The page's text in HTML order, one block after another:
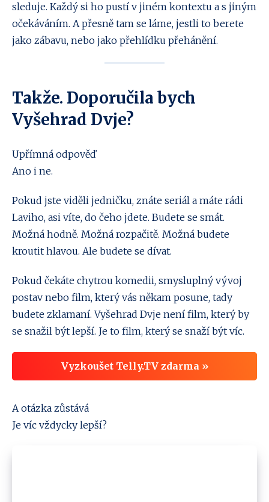
sleduje. Každý si ho pustí v jiném kontextu a s jiným
očekáváním. A přesně tam se láme, jestli to berete
jako zábavu, nebo jako přehlídku přehánění.
Takže. Doporučila bych
Vyšehrad Dvje?
Upřímná odpověď
Ano i ne.
Pokud jste viděli jedničku, znáte seriál a máte rádi
Laviho, asi víte, do čeho jdete. Budete se smát.
Možná hodně. Možná rozpačitě. Možná budete
kroutit hlavou. Ale budete se dívat.
Pokud čekáte chytrou komedii, smysluplný vývoj
postav nebo film, který vás někam posune, tady
budete zklamaní. Vyšehrad Dvje není film, který by
se snažil být lepší. Je to film, který se snaží být víc.
Vyzkoušet Telly.TV zdarma »
A otázka zůstává
Je víc vždycky lepší?